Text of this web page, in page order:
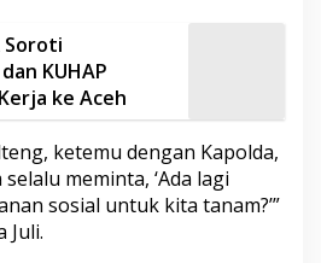
Soroti
KUHAP
ke Aceh
ketemu dengan Kapolda,
meminta, ‘Ada lagi
sosial untuk kita tanam?’”
Juli.